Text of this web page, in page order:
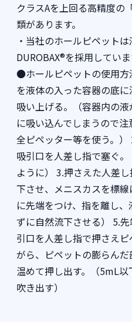
クラスAを上回る高精度の
類があります。
・当社のホールピペット
DUROBAX®を採用していま
●ホールピペットの使用方
を液体の入った容器の底
吸い上げる。（容器内の
に吸い込んでしまうので
全ピペッター等を使う。
吸引口を人差し指で塞ぐ
ように） 3.押さえた人差
下させ、メニスカスを標
に先端をつけ、指を離し
ずに自然流下させる） 5.
引口を人差し指で押さえ
がら、ピペットの膨らん
温めて押し出す。（5mL
吹き出す）